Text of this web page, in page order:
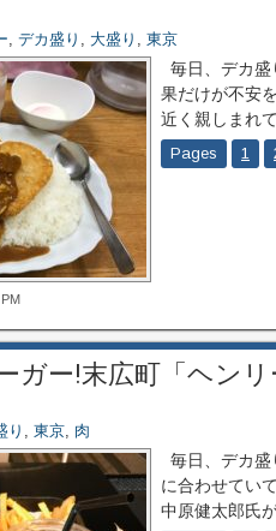
, デカ盛り , 大盛り , 東京
毎日、デカ
果だけが不安
近く親しまれ
Pages 1
ガー!末広町「ヘン
り , 東京, 肉
毎日、デカ盛
に合わせてい
中原健太郎氏